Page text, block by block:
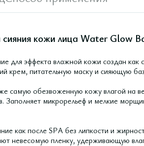
кожи лица Water Glow
для эффекта влажной кожи создан как
крем, питательную маску и сияющую
самую обезвоженную кожу влагой на
Заполняет микрорельеф и мелкие
как после SPA без липкости и
невесомую пленку, удерживающую